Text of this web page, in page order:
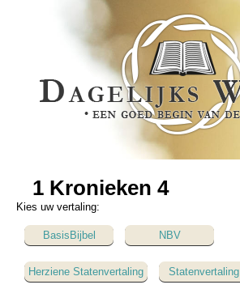
1 Kronieken 4
Kies uw vertaling:
BasisBijbel NBV
Herziene Statenvertaling Statenvertaling